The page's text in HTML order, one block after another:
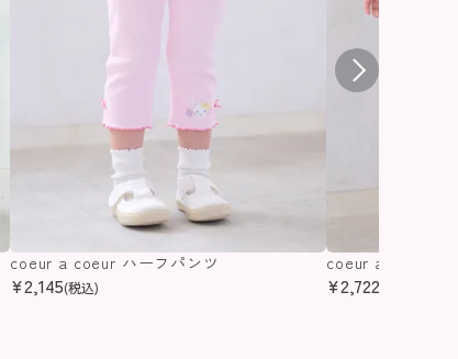
coeur a coeur ハーフパンツ
¥2,145(税込)
coeur a coeur ハ
¥2,722